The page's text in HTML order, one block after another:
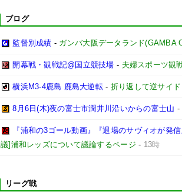
ブログ
監督別成績 - ガンバ大阪データランド(GAMBA
開幕戦・観戦記@国立競技場 - 夫婦スポーツ観
横浜M3-4鹿島 鹿島大逆転 - 折り返して逆サイド
8月6日(木)夜の富士市潤井川沿いからの富士山 -
『浦和の3ゴール動画』『退場のサヴィオが発
議]浦和レッズについて議論するページ - 13時
リーグ戦